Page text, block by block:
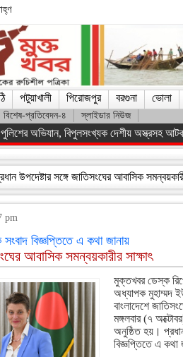
পটুয়াখালী পিরোজপুর বরগুনা ভোলা
বিশেষ-প্রতিবেদন-৪ স্লাইডার নিউজ
কার্যকরী কমিটি গঠন
উপদেষ্টার সঙ্গে জাতিসংঘের আবাসিক
pm
বিজ্ঞপ্তিতে এ কথা জানায়
আবাসিক সমন্বয়কারীর সাক্ষাৎ
মুক্তখবর ডেস্ক
অধ্যাপক মুহাম্মদ
বাংলাদেশে
মঙ্গলবার (৭
অনুষ্ঠিত হয়।
বিজ্ঞপ্তিতে এ কথা